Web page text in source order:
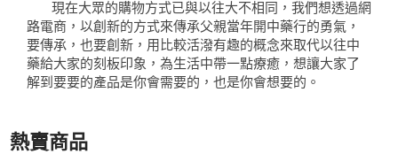
現在大眾的購物方式已與以往大不相同，我們想透過網
路電商，以創新的方式來傳承父親當年開中藥行的勇氣，
要傳承，也要創新，用比較活潑有趣的概念來取代以往中
藥給大家的刻板印象，為生活中帶一點療癒，想讓大家了
解到要要的產品是你會需要的，也是你會想要的。
熱賣商品